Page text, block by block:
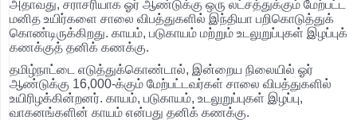
அதாவது, சராசரியாக ஓர் ஆண்டுக்கு ஒரு லட்சத்துக்கும் மேற்பட்ட
மனித உயிர்களை சாலை விபத்துகளில் இந்தியா பறிகொடுத்துக்
கொண்டிருக்கிறது. காயம், படுகாயம் மற்றும் உடலுறுப்புகள் இழப்புக்
கணக்குத் தனிக் கணக்கு.
தமிழ்நாட்டை எடுத்துக்கொண்டால், இன்றைய நிலையில் ஓர்
ஆண்டுக்கு 16,000-க்கும் மேற்பட்டவர்கள் சாலை விபத்துகளில்
உயிரிழக்கின்றனர். காயம், படுகாயம், உடலுறுப்புகள் இழப்பு,
வாகனங்களின் காயம் என்பது தனிக் கணக்கு.